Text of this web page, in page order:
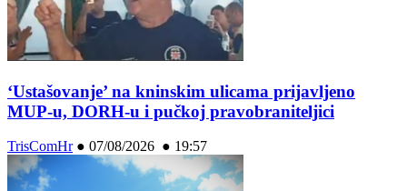
‘Ustašovanje’ na kninskim ulicama prijavljeno
MUP-u, DORH-u i pučkoj pravobraniteljici
TrisComHr● 07/08/2026 ● 19:57